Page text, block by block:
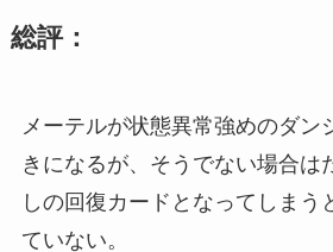
総評：
メーテルが状態異常強めのダン
きになるが、そうでない場合は
しの回復カードとなってしまう
ていない。